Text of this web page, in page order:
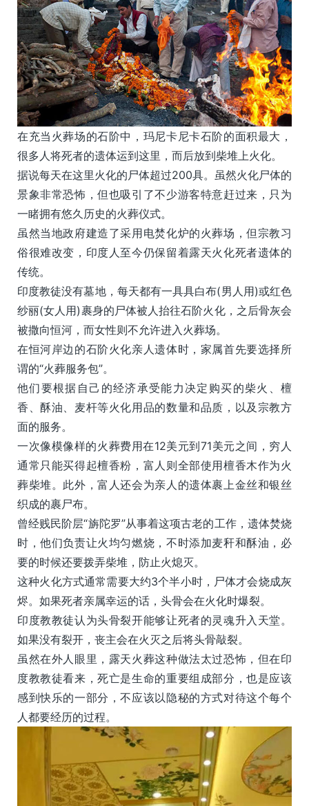
在充当火葬场的石阶中，玛尼卡尼卡石阶的面积最大，
很多人将死者的遗体运到这里，而后放到柴堆上火化。
据说每天在这里火化的尸体超过200具。虽然火化尸体的
景象非常恐怖，但也吸引了不少游客特意赶过来，只为
一睹拥有悠久历史的火葬仪式。
虽然当地政府建造了采用电焚化炉的火葬场，但宗教习
俗很难改变，印度人至今仍保留着露天火化死者遗体的
传统。
印度教徒没有墓地，每天都有一具具白布(男人用)或红色
纱丽(女人用)裹身的尸体被人抬往石阶火化，之后骨灰会
被撒向恒河，而女性则不允许进入火葬场。
在恒河岸边的石阶火化亲人遗体时，家属首先要选择所
谓的“火葬服务包”。
他们要根据自己的经济承受能力决定购买的柴火、檀
香、酥油、麦杆等火化用品的数量和品质，以及宗教方
面的服务。
一次像模像样的火葬费用在12美元到71美元之间，穷人
通常只能买得起檀香粉，富人则全部使用檀香木作为火
葬柴堆。此外，富人还会为亲人的遗体裹上金丝和银丝
织成的裹尸布。
曾经贱民阶层“旃陀罗”从事着这项古老的工作，遗体焚烧
时，他们负责让火均匀燃烧，不时添加麦秆和酥油，必
要的时候还要拨弄柴堆，防止火熄灭。
这种火化方式通常需要大约3个半小时，尸体才会烧成灰
烬。如果死者亲属幸运的话，头骨会在火化时爆裂。
印度教教徒认为头骨裂开能够让死者的灵魂升入天堂。
如果没有裂开，丧主会在火灭之后将头骨敲裂。
虽然在外人眼里，露天火葬这种做法太过恐怖，但在印
度教教徒看来，死亡是生命的重要组成部分，也是应该
感到快乐的一部分，不应该以隐秘的方式对待这个每个
人都要经历的过程。